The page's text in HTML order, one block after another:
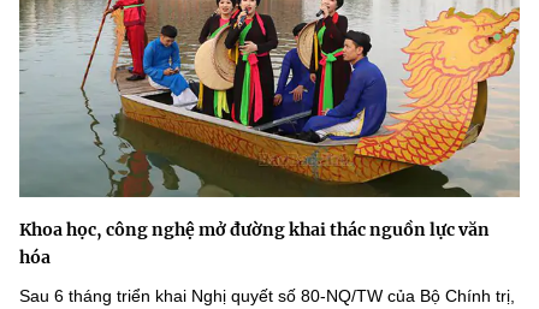
Khoa học, công nghệ mở đường khai thác nguồn lực văn
hóa
Sau 6 tháng triển khai Nghị quyết số 80-NQ/TW của Bộ Chính trị,